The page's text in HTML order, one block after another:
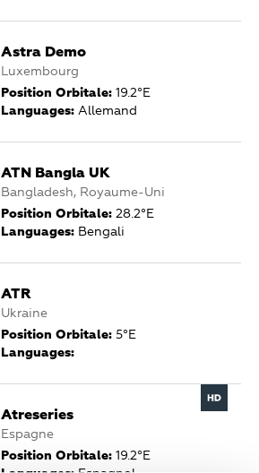
Astra Demo
Luxembourg
Position Orbitale: 19.2°E
Languages: Allemand
ATN Bangla UK
Bangladesh, Royaume-Uni
Position Orbitale: 28.2°E
Languages: Bengali
ATR
Ukraine
Position Orbitale: 5°E
Languages:
Atreseries
Espagne
Position Orbitale: 19.2°E